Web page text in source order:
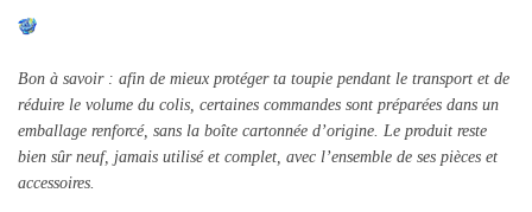
Bon à savoir : afin de mieux protéger ta toupie pendant le transport et de
réduire le volume du colis, certaines commandes sont préparées dans un
emballage renforcé, sans la boîte cartonnée d’origine. Le produit reste
bien sûr neuf, jamais utilisé et complet, avec l’ensemble de ses pièces et
accessoires.